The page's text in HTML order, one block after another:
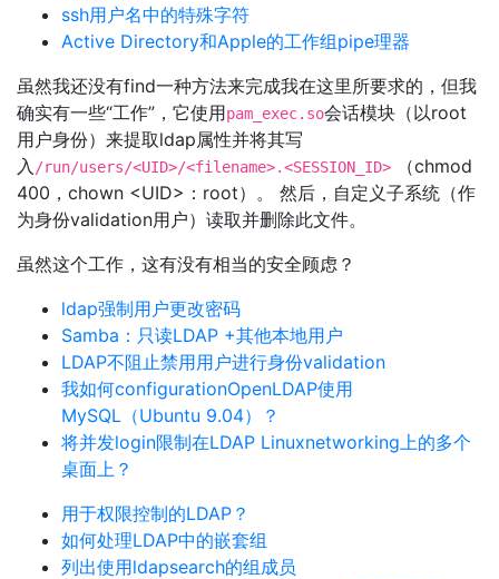
ssh用户名中的特殊字符
Active Directory和Apple的工作组pipe理器
虽然我还没有find一种方法来完成我在这里所要求的，但我
确实有一些“工作”，它使用pam_exec.so会话模块（以root
用户身份）来提取ldap属性并将其写
入 /run/users/<UID>/<filename>.<SESSION_ID>
（chmod
400，chown <UID>：root）。 然后，自定义子系统（作
为身份validation用户）读取并删除此文件。
虽然这个工作，这有没有相当的安全顾虑？
ldap强制用户更改密码
Samba：只读LDAP +其他本地用户
LDAP不阻止禁用用户进行身份validation
我如何configurationOpenLDAP使用
MySQL（Ubuntu 9.04）？
将并发login限制在LDAP Linuxnetworking上的多个
桌面上？
用于权限控制的LDAP？
如何处理LDAP中的嵌套组
列出使用ldapsearch的组成员